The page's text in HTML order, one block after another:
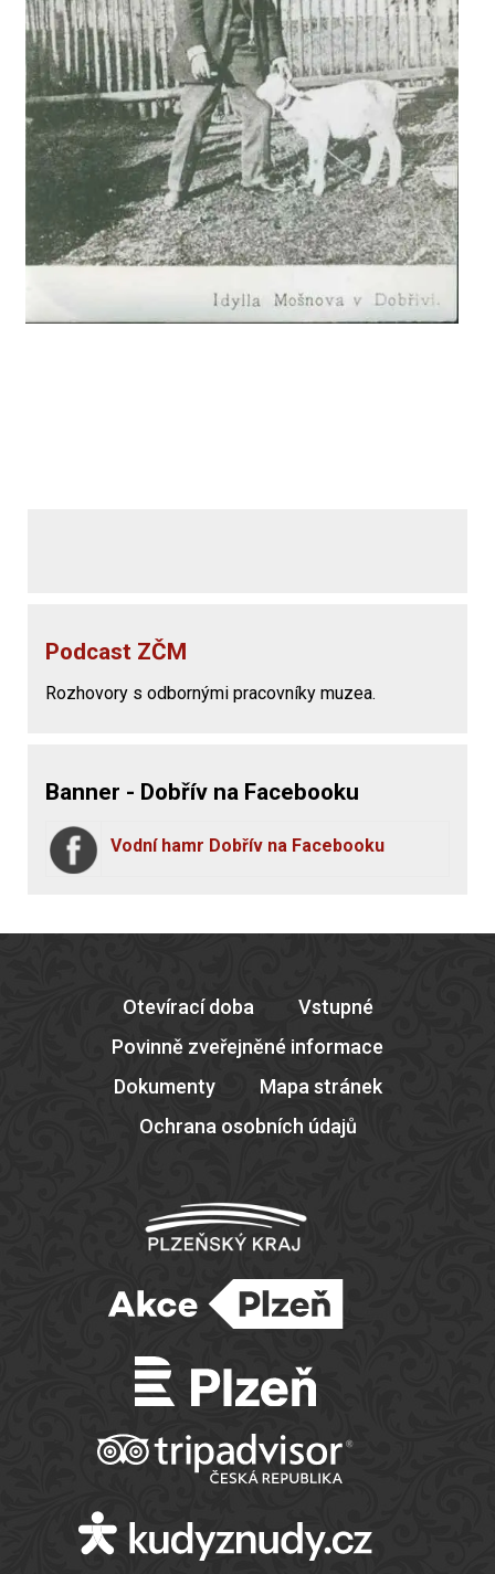
Podcast ZČM
Rozhovory s odbornými pracovníky muzea.
Banner - Dobřív na Facebooku
Vodní hamr Dobřív na Facebooku
Otevírací doba
Vstupné
Povinně zveřejněné informace
Dokumenty
Mapa stránek
Ochrana osobních údajů